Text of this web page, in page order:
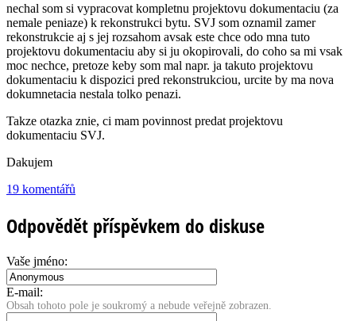
nechal som si vypracovat kompletnu projektovu dokumentaciu (za
nemale peniaze) k rekonstrukci bytu. SVJ som oznamil zamer
rekonstrukcie aj s jej rozsahom avsak este chce odo mna tuto
projektovu dokumentaciu aby si ju okopirovali, do coho sa mi vsak
moc nechce, pretoze keby som mal napr. ja takuto projektovu
dokumentaciu k dispozici pred rekonstrukciou, urcite by ma nova
dokumnetacia nestala tolko penazi.
Takze otazka znie, ci mam povinnost predat projektovu
dokumentaciu SVJ.
Dakujem
19 komentářů
Odpovědět příspěvkem do diskuse
Vaše jméno:
E-mail:
Obsah tohoto pole je soukromý a nebude veřejně zobrazen.